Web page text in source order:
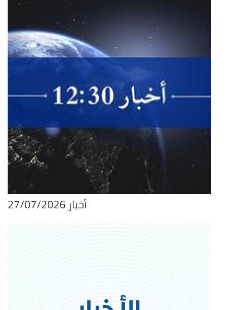
أخبار 27/07/2026